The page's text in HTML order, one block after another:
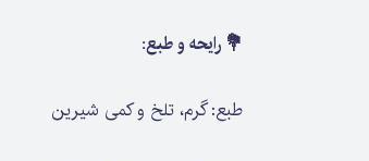
💐 رایحه و طبع:
طبع: گرم، تلخ و کمی شیرین